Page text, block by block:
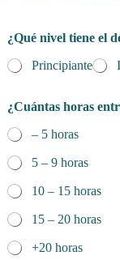
¿Qué nivel tiene el
Principiante
¿Cuántas horas
– 5 horas
5 – 9 horas
10 – 15 horas
15 – 20 horas
+20 horas